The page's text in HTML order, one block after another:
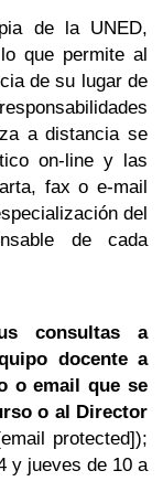
de la UNED,
que permite al
de su lugar de
a distancia se
on-line y las
fax o e-mail
del
de cada
consultas a
docente a
o email que se
o al Director
protected]);
y jueves de 10 a